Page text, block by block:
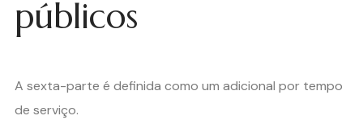
públicos
A sexta-parte é definida como um adicional por tempo
de serviço.